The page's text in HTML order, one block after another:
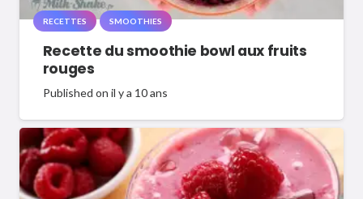
RECETTES SMOOTHIES
Recette du smoothie bowl aux fruits
rouges
Published on il y a 10 ans